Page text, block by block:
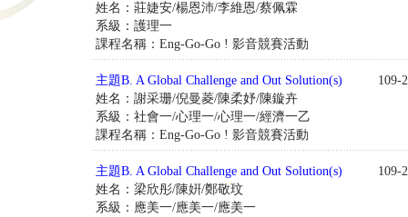
姓名：莊婕安/楊恩沛/李維恩/蔡佩霖
系級：護理一
課程名稱：Eng-Go-Go ! 影音競賽活動
主題B. A Global Challenge and Out Solution(s)
姓名：謝采珊/倪曼菱/陳柔妤/陳鏇卉
系級：社會一/心理一/心理一/經濟一乙
課程名稱：Eng-Go-Go ! 影音競賽活動
109-2
主題B. A Global Challenge and Out Solution(s)
姓名：梁欣彤/陳姸/鄭敬玟
系級：應美一/應美一/應美一
109-2